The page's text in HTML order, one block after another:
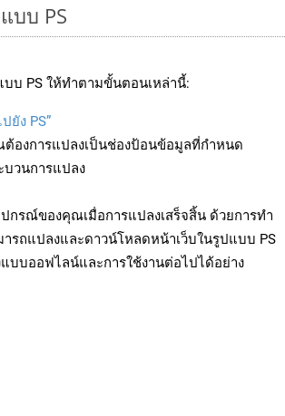
บบ PS
บบ PS ให้ทำตามขั้นตอนเหล่านี้:
ยัง PS”
องการแปลงเป็นช่องป้อนข้อมูลที่กำหนด
บวนการแปลง
กรณ์ของคุณเมื่อการแปลงเสร็จสิ้น ด้วยการทำ
รถแปลงและดาวน์โหลดหน้าเว็บในรูปแบบ PS
บบออฟไลน์และการใช้งานต่อไปได้อย่าง